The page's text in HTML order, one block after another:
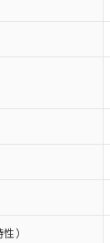
）
な納期状況およ
お取引先、また
ン制御機器販売
ロン制御機器販
販売ネットワー
状況および標準
の承諾なく第三
ないようお願いし
ーツ機能（部品
）をご利用いた
ーズにご登録さ
令で産業用監視およ
除く。
ル類の４物質につい
ないことを確認してい
り替え状況など
ことがあります
ジブチル) : 1000ppm
1000ppm、 BBP(フ
酸ビス(2-エチルヘキ
あることを示し
常の使用状況下
えいし、環境
年数を意味しま
破砕するなど、
う必要な手段を
は貴社製品を、
化学兵器、生物
並びにこれらの
は、貴社製品を
は、上記1、2お
三者に通知します
および販売に係
輸出するおそれ
をいたしません
一定数には満た
在庫なし(最新の
いては、お客様の
たはお客様担当
機器販売店・当社
受注生産機種、ま
情報を公開して